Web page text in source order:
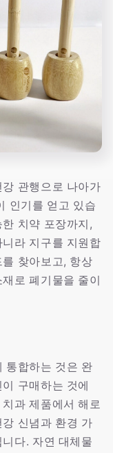
관행으로 나아가
인기를 얻고 있습
치약 포장까지,
라 지구를 지원합
찾아보고, 항상
로 폐기물을 줄이
통합하는 것은 완
구매하는 것에
과 제품에서 해로
신념과 환경 가
다. 자연 대체물